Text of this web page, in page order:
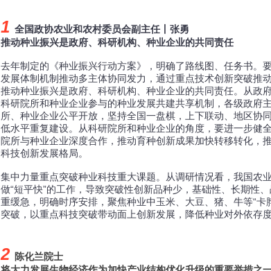
1 全国政协农业和农村委员会副主任丨张勇
推动种业振兴是政府、科研机构、种业企业的共同责任
去年制定的《种业振兴行动方案》，明确了路线图、任务书。
发展体制机制推动多主体协同发力，通过重点技术创新突破推
推动种业振兴是政府、科研机构、种业企业的共同责任。从政
科研院所和种业企业参与的种业发展共建共享机制，各级政府
所、种业企业公平开放，坚持全国一盘棋，上下联动、地区协
低水平重复建设。从科研院所和种业企业的角度，要进一步健
院所与种业企业深度合作，推动育种创新成果加快转移转化
科技创新发展格局。
集中力量重点突破种业科技重大课题。从调研情况看，我国农
做“短平快”的工作，导致突破性创新品种少，基础性、长期性
重缓急，明确时序安排，聚焦种业中玉米、大豆、猪、牛等“
突破，以重点科技突破带动面上创新发展，降低种业对外依存
2 陈化兰院士